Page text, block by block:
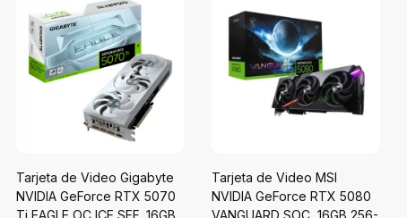
Tarjeta de Video Gigabyte
NVIDIA GeForce RTX 5070
Ti EAGLE OC ICE SFF, 16GB
Tarjeta de Video MSI
NVIDIA GeForce RTX 5080
VANGUARD SOC, 16GB 256-